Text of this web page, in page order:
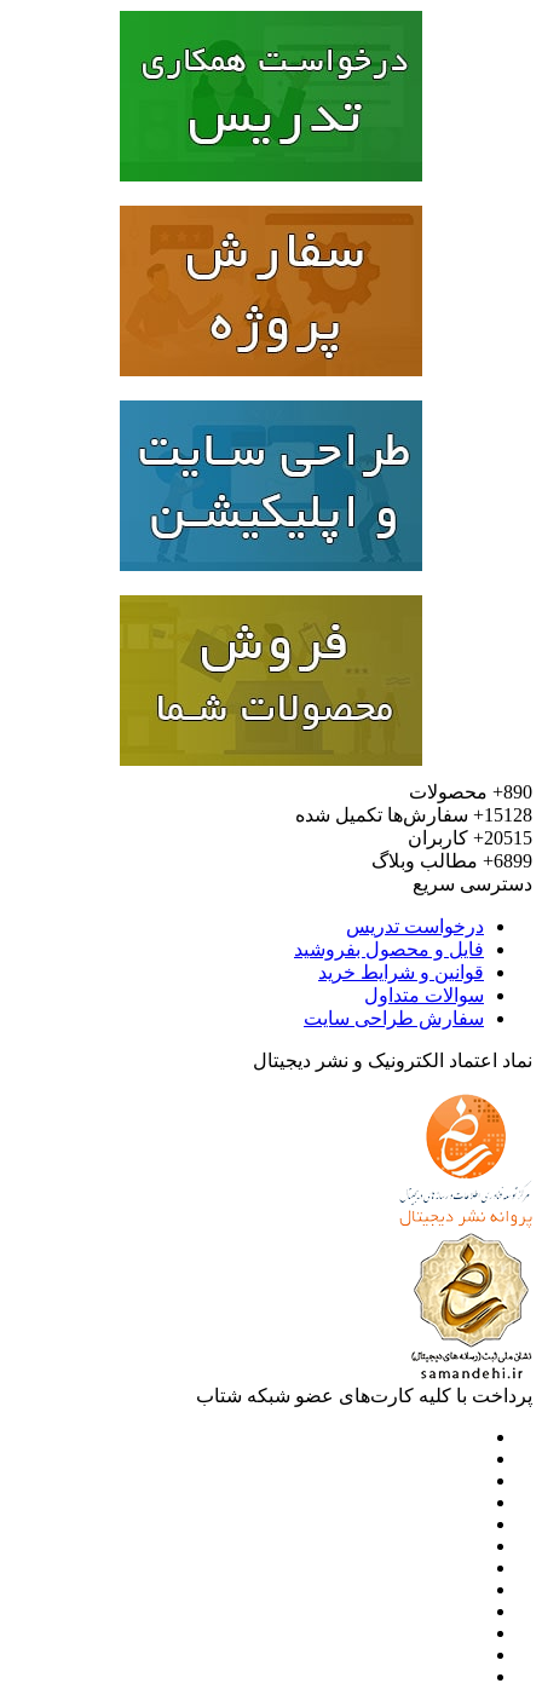
بود.
محصولات
سفارش‌ها تکمیل شده
کاربران
مطالب وبلاگ
سریع
درخواست تدریس
فایل و محصول بفروشید
قوانین و شرایط خرید
سوالات متداول
سفارش طراحی سایت
اعتماد الکترونیک و نشر دیجیتال
با کلیه کارت‌های عضو شبکه شتاب